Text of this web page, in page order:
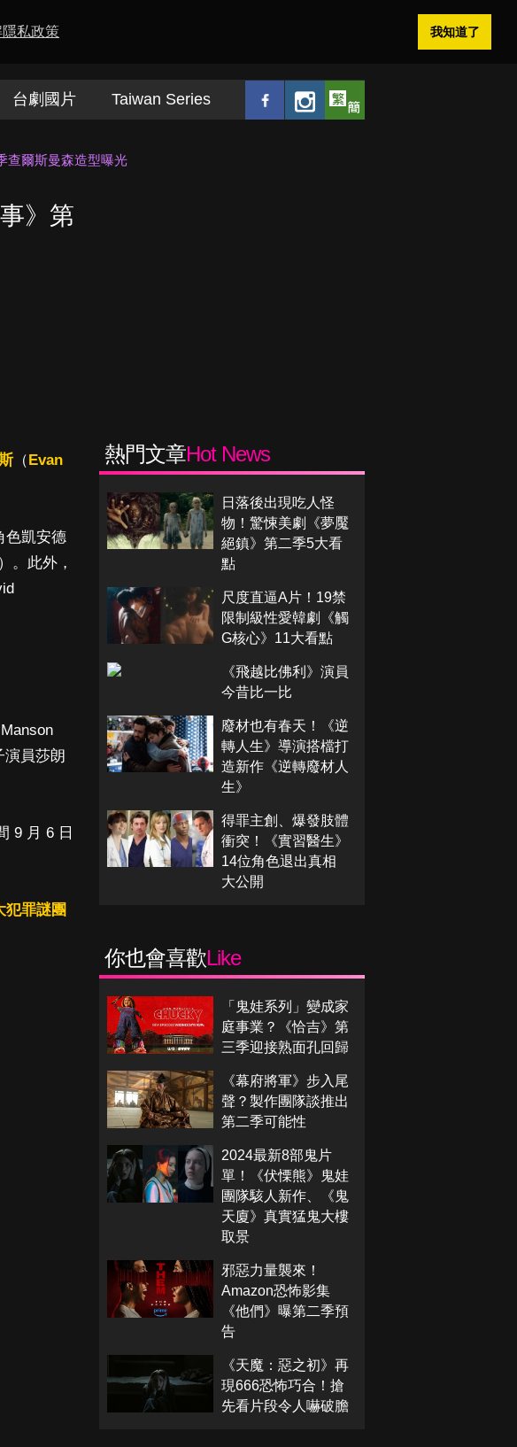
隱私政策 我知道了
台劇國片 Taiwan Series
查爾斯曼森造型曝光
》第
（Evan
色凱安德
。此外，
演員莎朗
9 月 6 日
犯罪謎團
熱門文章Hot News
日落後出現吃人怪
物！驚悚美劇《夢魘
絕鎮》第二季5大看
點
尺度直逼A片！19禁
限制級性愛韓劇《觸
G核心》11大看點
《飛越比佛利》演員
今昔比一比
廢材也有春天！《逆
轉人生》導演搭檔打
造新作《逆轉廢材人
生》
得罪主創、爆發肢體
衝突！《實習醫生》
14位角色退出真相
大公開
你也會喜歡Like
「鬼娃系列」變成家
庭事業？《恰吉》第
三季迎接熟面孔回歸
《幕府將軍》步入尾
聲？製作團隊談推出
第二季可能性
2024最新8部鬼片
單！《伏慄熊》鬼娃
團隊駭人新作、《鬼
天廈》真實猛鬼大樓
取景
邪惡力量襲來！
Amazon恐怖影集
《他們》曝第二季預
告
《天魔：惡之初》再
現666恐怖巧合！搶
先看片段令人嚇破膽